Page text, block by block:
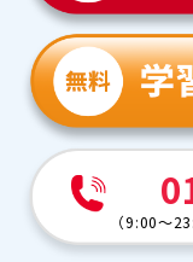
帝京八王子
昭和女子
（9:00～